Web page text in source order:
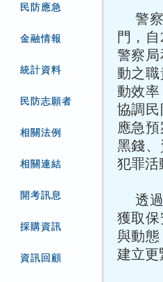
民防應急
金融情報
統計資料
民防志願者
相關法例
相關連結
開考訊息
採購資訊
資訊回顧
警察
門，
警察
動之
動效
協調
應急
黑錢
犯罪活
透過
獲取
與動
建立更